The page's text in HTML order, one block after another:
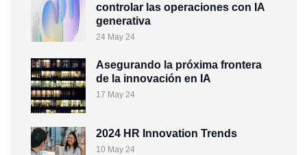
controlar las operaciones con IA
generativa
24 May 24
Asegurando la próxima frontera
de la innovación en IA
17 May 24
2024 HR Innovation Trends
10 May 24